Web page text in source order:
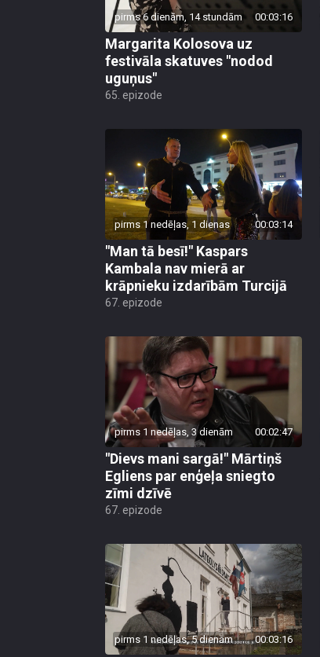
pirms 6 dienām, 14 stundām 00:03:16
Margarita Kolosova uz
festivāla skatuves "nodod
uguņus"
65. epizode
pirms 1 nedēļas, 1 dienas 00:03:14
"Man tā besī!" Kaspars
Kambala nav mierā ar
krāpnieku izdarībām Turcijā
67. epizode
pirms 1 nedēļas, 3 dienām 00:02:47
"Dievs mani sargā!" Mārtiņš
Egliens par enģeļa sniegto
zīmi dzīvē
67. epizode
pirms 1 nedēļas, 5 dienām 00:03:16